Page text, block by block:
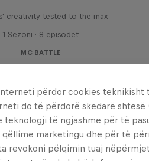
creativity tested to the max
1 Sezoni · 8 episodet
MC BATTLE
përdor cookies teknikisht
do të përdorë skedarë
teknologji të ngjashme për të
marketingu dhe për të
revokoni pëlqimin tuaj